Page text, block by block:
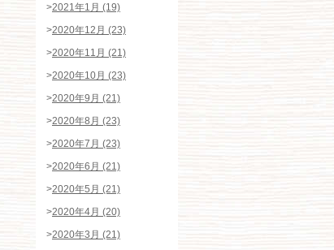
>2021年1月 (19)
>2020年12月 (23)
>2020年11月 (21)
>2020年10月 (23)
>2020年9月 (21)
>2020年8月 (23)
>2020年7月 (23)
>2020年6月 (21)
>2020年5月 (21)
>2020年4月 (20)
>2020年3月 (21)